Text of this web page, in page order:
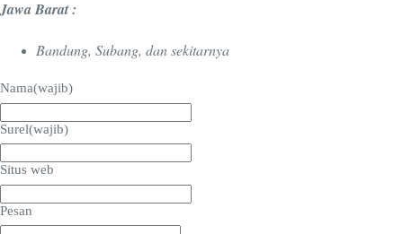
Jawa Barat :
Bandung, Subang, dan sekitarnya
Nama(wajib)
Surel(wajib)
Situs web
Pesan